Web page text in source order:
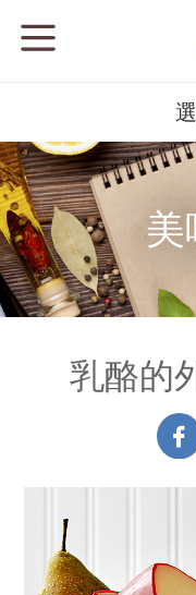
美
乳酪的